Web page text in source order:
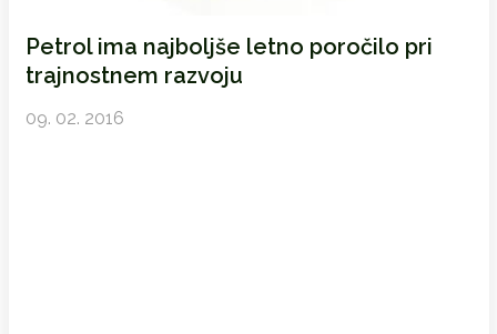
Petrol ima najboljše letno poročilo pri
trajnostnem razvoju
09. 02. 2016